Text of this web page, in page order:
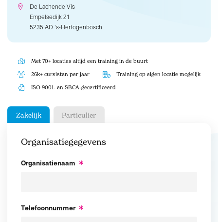
De Lachende Vis
Empelsedijk 21
5235 AD 's-Hertogenbosch
Met 70+ locaties altijd een training in de buurt
26k+ cursisten per jaar Training op eigen locatie mogelijk
ISO 9001- en SBCA-gecertificeerd
Zakelijk Particulier
Organisatiegegevens
Organisatienaam
Telefoonnummer